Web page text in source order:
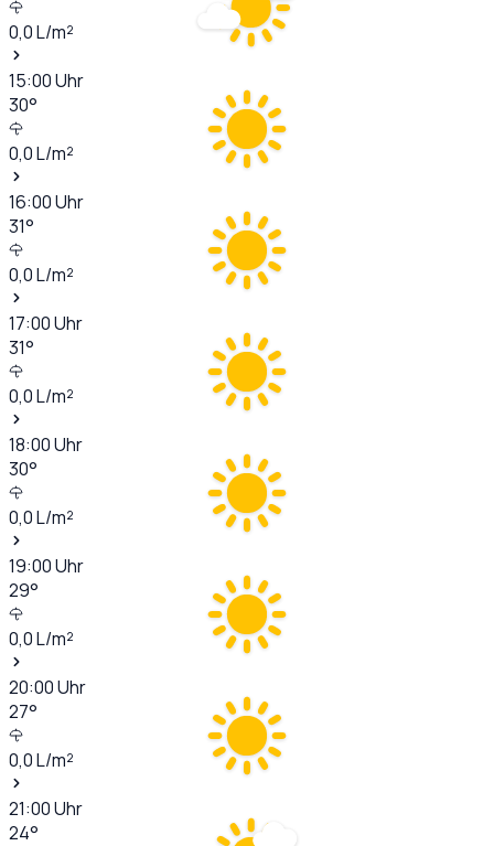
0,0L/m²
15:00Uhr
30°
0,0L/m²
16:00Uhr
31°
0,0L/m²
17:00Uhr
31°
0,0L/m²
18:00Uhr
30°
0,0L/m²
19:00Uhr
29°
0,0L/m²
20:00Uhr
27°
0,0L/m²
21:00Uhr
24°